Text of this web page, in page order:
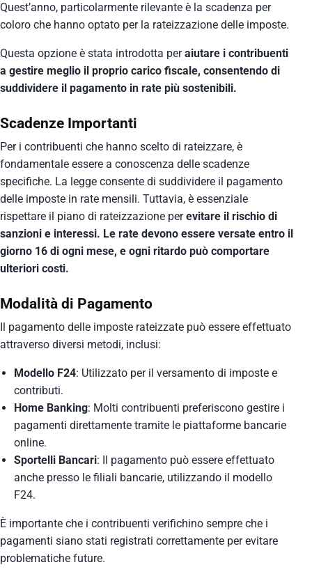
Quest’anno, particolarmente rilevante è la scadenza per
coloro che hanno optato per la rateizzazione delle imposte.
Questa opzione è stata introdotta peraiutare i contribuenti
a gestire meglio il proprio carico fiscale, consentendo di
suddividere il pagamento in rate più sostenibili.
Scadenze Importanti
Per i contribuenti che hanno scelto di rateizzare, è
fondamentale essere a conoscenza delle scadenze
specifiche. La legge consente di suddividere il pagamento
delle imposte in rate mensili. Tuttavia, è essenziale
rispettare il piano di rateizzazione perevitare il rischio di
sanzioni e interessi. Le rate devono essere versate entro il
giorno 16 di ogni mese, e ogni ritardo può comportare
ulteriori costi.
Modalità di Pagamento
Il pagamento delle imposte rateizzate può essere effettuato
attraverso diversi metodi, inclusi:
Modello F24: Utilizzato per il versamento di imposte e
contributi.
Home Banking: Molti contribuenti preferiscono gestire i
pagamenti direttamente tramite le piattaforme bancarie
online.
Sportelli Bancari: Il pagamento può essere effettuato
anche presso le filiali bancarie, utilizzando il modello
F24.
È importante che i contribuenti verifichino sempre che i
pagamenti siano stati registrati correttamente per evitare
problematiche future.